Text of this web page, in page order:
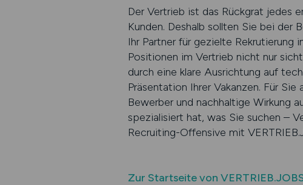
Der Vertrieb ist das Rückgrat jedes
Kunden. Deshalb sollten Sie bei der
Ihr Partner für gezielte
Positionen im Vertrieb nicht nur
durch eine klare Ausrichtung auf
Präsentation Ihrer Vakanzen. Für
Bewerber und nachhaltige Wirkung
spezialisiert hat, was Sie suchen –
Recruiting-Offensive mit
Zur Startseite von